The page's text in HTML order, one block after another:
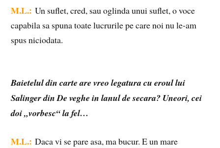
M.L.: Un suflet, cred, sau oglinda unui suflet, o voce
capabila sa spuna toate lucrurile pe care noi nu le-am
spus niciodata.
Baietelul din carte are vreo legatura cu eroul lui
Salinger din De veghe in lanul de secara? Uneori, cei
doi „vorbesc“ la fel…
M.L.: Daca vi se pare asa, ma bucur. E un mare